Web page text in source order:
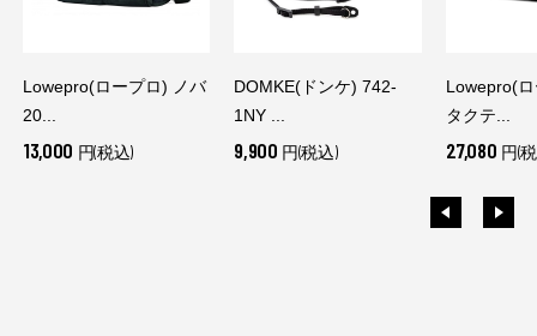
Lowepro(ロープロ) ノバ
20...
13,000 円(税込)
DOMKE(ドンケ) 742-
1NY ...
9,900 円(税込)
Lowepro(
タクテ...
27,080 円(